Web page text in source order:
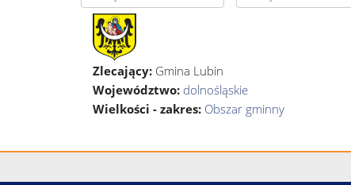
Zlecający: Gmina Lubin
Województwo: dolnośląskie
Wielkości - zakres: Obszar gminny